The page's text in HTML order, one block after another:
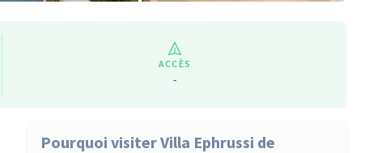
ACCÈS
-
Pourquoi visiter Villa Ephrussi de